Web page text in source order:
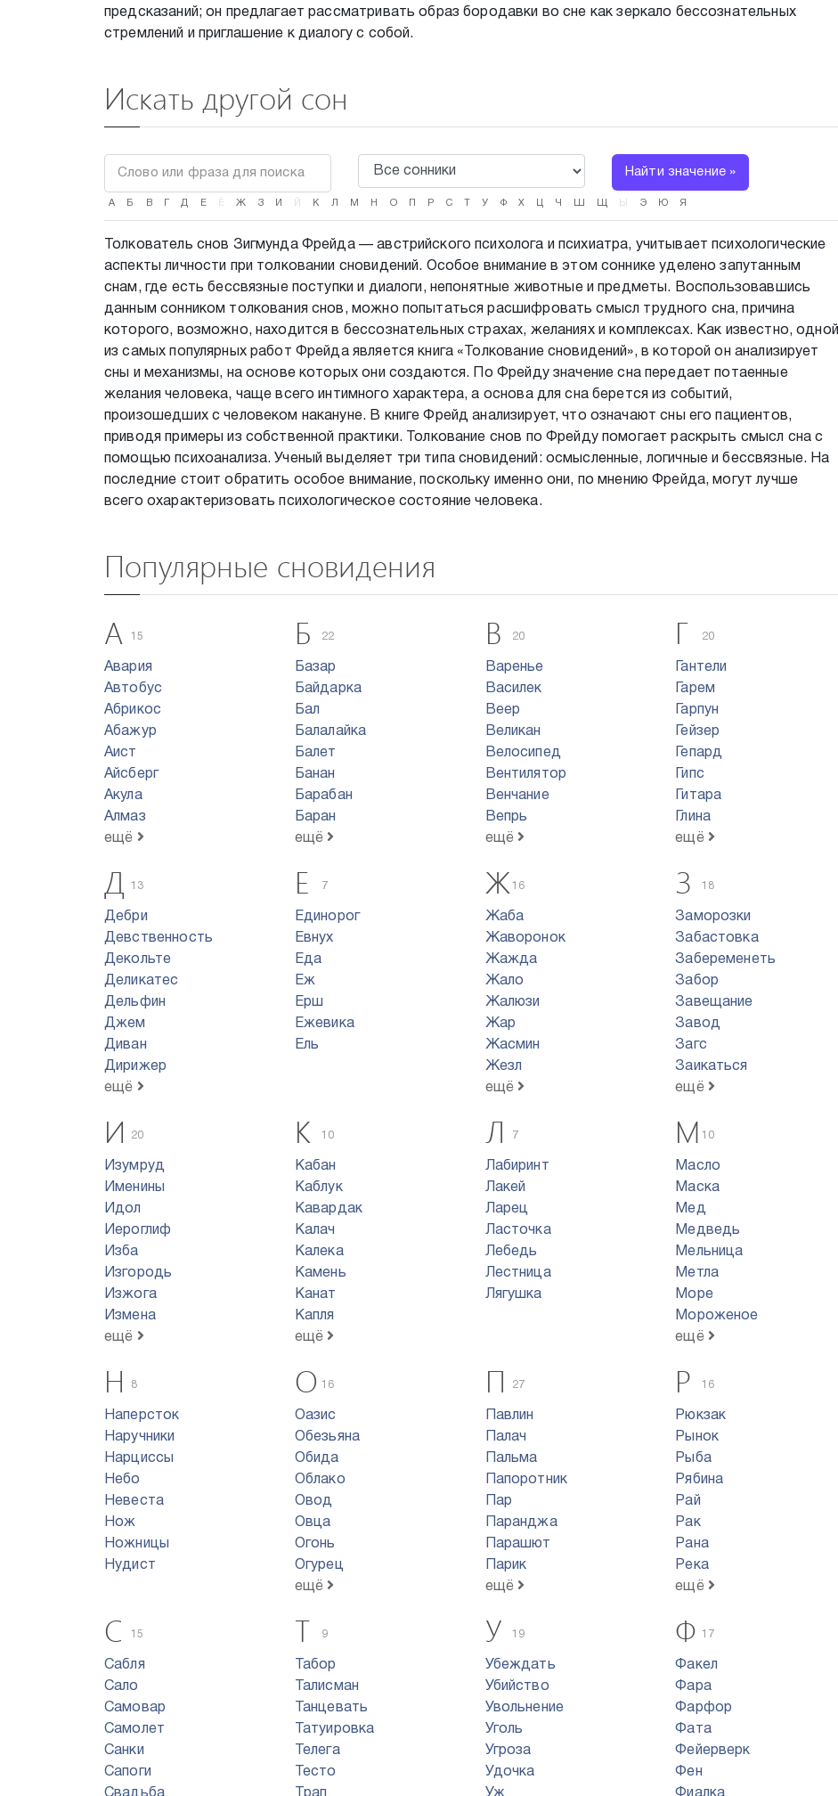
предсказаний; он предлагает рассматривать образ бородавки во сне как зеркало бессознательных
стремлений и приглашение к диалогу с собой.
Искать другой сон
Найти значение »
А Б В Д Е Ё Ж З И Й К Л М Н О Р С У Ф Х Ц Ч Ш Щ Ы Э Ю Я
Толкователь снов Зигмунда Фрейда — австрийского психолога и психиатра, учитывает психологические
аспекты личности при толковании сновидений. Особое внимание в этом соннике уделено запутанным
снам, где есть бессвязные поступки и диалоги, непонятные животные и предметы. Воспользовавшись
данным сонником толкования снов, можно попытаться расшифровать смысл трудного сна, причина
которого, возможно, находится в бессознательных страхах, желаниях и комплексах. Как известно, одной
из самых популярных работ Фрейда является книга «Толкование сновидений», в которой он анализирует
сны и механизмы, на основе которых они создаются. По Фрейду значение сна передает потаенные
желания человека, чаще всего интимного характера, а основа для сна берется из событий,
произошедших с человеком накануне. В книге Фрейд анализирует, что означают сны его пациентов,
приводя примеры из собственной практики. Толкование снов по Фрейду помогает раскрыть смысл сна с
помощью психоанализа. Ученый выделяет три типа сновидений: осмысленные, логичные и бессвязные. На
последние стоит обратить особое внимание, поскольку именно они, по мнению Фрейда, могут лучше
всего охарактеризовать психологическое состояние человека.
Популярные сновидения
А
15
Авария
Автобус
Абрикос
Абажур
Аист
Айсберг
Акула
Алмаз
ещё
Б 22
Базар
Байдарка
Бал
Балалайка
Балет
Банан
Барабан
Баран
ещё
В 20
Варенье
Василек
Веер
Великан
Велосипед
Вентилятор
Венчание
Вепрь
ещё
Г 20
Гантели
Гарем
Гарпун
Гейзер
Гепард
Гипс
Гитара
Глина
ещё
Д 13
Дебри
Девственность
Декольте
Деликатес
Дельфин
Джем
Диван
Дирижер
ещё
Е 7
Единорог
Евнух
Еда
Еж
Ерш
Ежевика
Ель
Ж 16
Жаба
Жаворонок
Жажда
Жало
Жалюзи
Жар
Жасмин
Жезл
ещё
З 18
Заморозки
Забастовка
Забеременеть
Забор
Завещание
Завод
Загс
Заикаться
ещё
И 20
Изумруд
Именины
Идол
Иероглиф
Изба
Изгородь
Изжога
Измена
ещё
К 10
Кабан
Каблук
Кавардак
Калач
Калека
Камень
Канат
Капля
ещё
Л 7
Лабиринт
Лакей
Ларец
Ласточка
Лебедь
Лестница
Лягушка
М 10
Масло
Маска
Мед
Медведь
Мельница
Метла
Море
Мороженое
ещё
Н 8
Наперсток
Наручники
Нарциссы
Небо
Невеста
Нож
Ножницы
Нудист
О 16
Оазис
Обезьяна
Обида
Облако
Овод
Овца
Огонь
Огурец
ещё
П 27
Павлин
Палач
Пальма
Папоротник
Пар
Паранджа
Парашют
Парик
ещё
Р 16
Рюкзак
Рынок
Рыба
Рябина
Рай
Рак
Рана
Река
ещё
С 15
Сабля
Сало
Самовар
Самолет
Санки
Сапоги
Свадьба
Т 9
Табор
Талисман
Танцевать
Татуировка
Телега
Тесто
Трап
У 19
Убеждать
Убийство
Увольнение
Уголь
Угроза
Удочка
Уж
Ф 17
Факел
Фара
Фарфор
Фата
Фейерверк
Фен
Фиалка